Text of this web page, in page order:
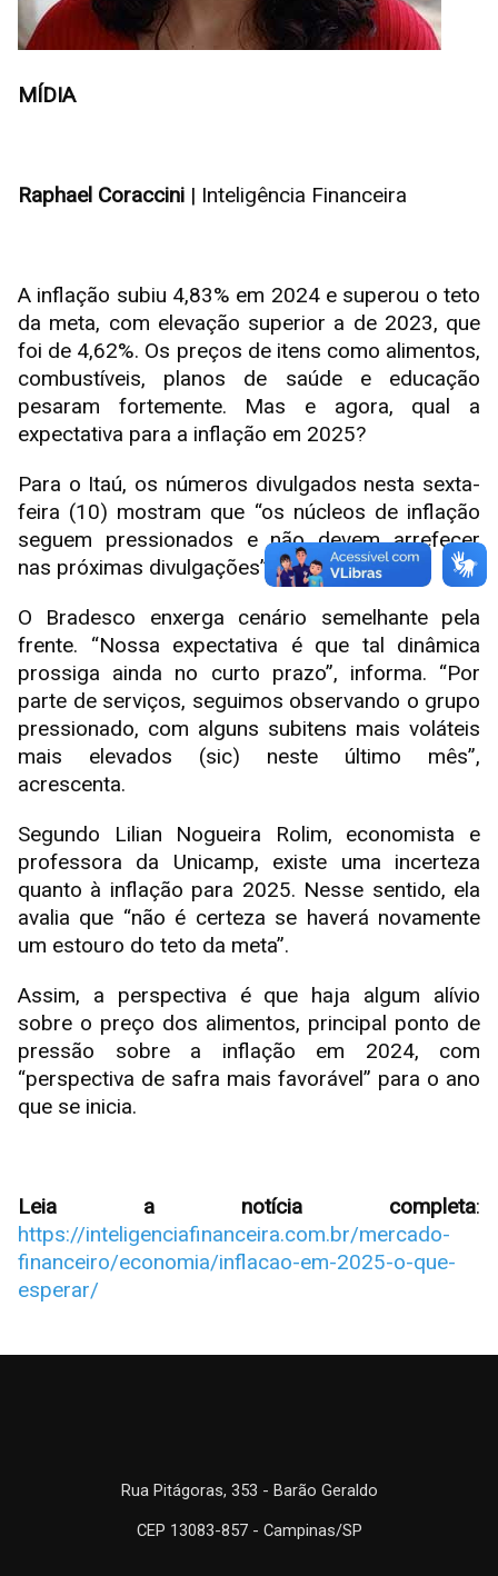
MÍDIA
Raphael Coraccini | Inteligência Financeira
A inflação subiu 4,83% em 2024 e superou o teto
da meta, com elevação superior a de 2023, que
foi de 4,62%. Os preços de itens como alimentos,
combustíveis, planos de saúde e educação
pesaram fortemente. Mas e agora, qual a
expectativa para a inflação em 2025?
Para o Itaú, os números divulgados nesta sexta-
feira (10) mostram que “os núcleos de inflação
seguem pressionados e não devem arrefecer
nas próximas divulgações”.
O Bradesco enxerga cenário semelhante pela
frente. “Nossa expectativa é que tal dinâmica
prossiga ainda no curto prazo”, informa. “Por
parte de serviços, seguimos observando o grupo
pressionado, com alguns subitens mais voláteis
mais elevados (sic) neste último mês”,
acrescenta.
Segundo Lilian Nogueira Rolim, economista e
professora da Unicamp, existe uma incerteza
quanto à inflação para 2025. Nesse sentido, ela
avalia que “não é certeza se haverá novamente
um estouro do teto da meta”.
Assim, a perspectiva é que haja algum alívio
sobre o preço dos alimentos, principal ponto de
pressão sobre a inflação em 2024, com
“perspectiva de safra mais favorável” para o ano
que se inicia.
Leia a notícia completa:
https://inteligenciafinanceira.com.br/mercado-
financeiro/economia/inflacao-em-2025-o-que-
esperar/
Rua Pitágoras, 353 - Barão Geraldo
CEP 13083-857 - Campinas/SP